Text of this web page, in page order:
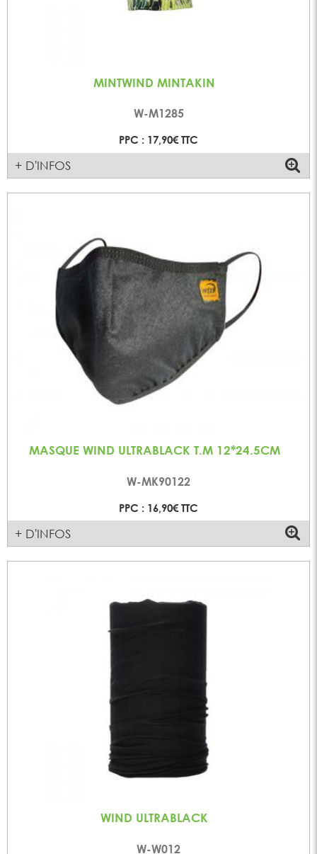
MINTWIND MINTAKIN
W-M1285
PPC : 17,90€ TTC
+ D'INFOS
MASQUE WIND ULTRABLACK T.M 12*24.5CM
W-MK90122
PPC : 16,90€ TTC
+ D'INFOS
WIND ULTRABLACK
W-W012